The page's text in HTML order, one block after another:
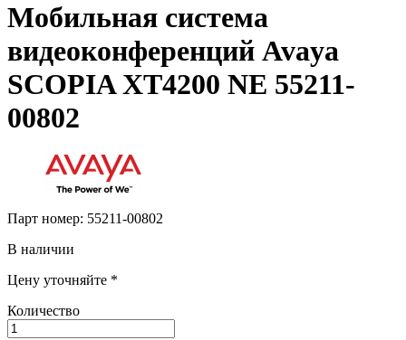
Мобильная система
видеоконференций Avaya
SCOPIA XT4200 NE 55211-
00802
Парт номер: 55211-00802
В наличии
Цену уточняйте *
Количество